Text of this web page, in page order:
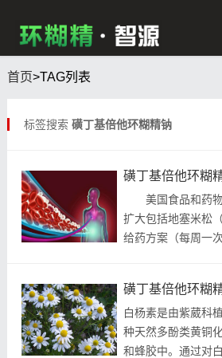
首页>TAG列表
标签搜索 磺丁基倍他环糊精钠
美国食品和药物
扩大包括地塞米松
给药方案（每周一
白杨素是由紫葳科
种天然多酚类黄铜
和蜂胶中。通过对